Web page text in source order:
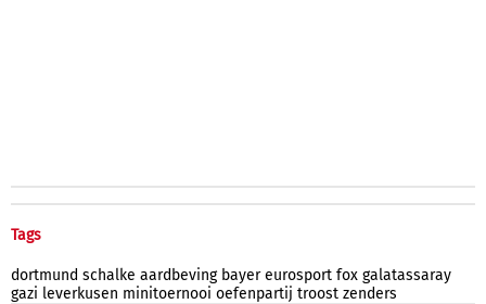
Tags
dortmund schalke aardbeving bayer eurosport fox galatassaray
gazi leverkusen minitoernooi oefenpartij troost zenders